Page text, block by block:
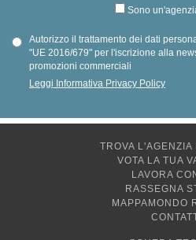
"UE 2016/679" per l'iscrizione alla
promozioni commerciali
Leggi Informativa Privacy Policy
VOTA LA TUA
LAVORA
RASSEGNA
MAPPAMONDO